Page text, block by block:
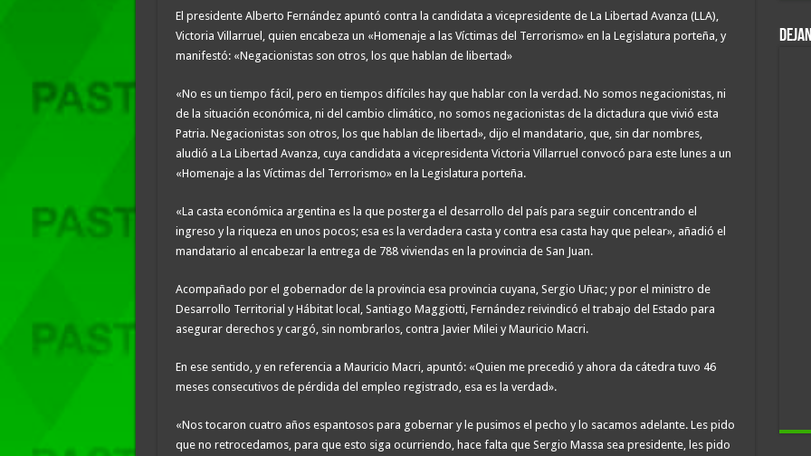
El presidente Alberto Fernández apuntó contra la candidata a vicepresidente de La Libertad Avanza (LLA),
Victoria Villarruel, quien encabeza un «Homenaje a las Víctimas del Terrorismo» en la Legislatura porteña, y
manifestó: «Negacionistas son otros, los que hablan de libertad»
«No es un tiempo fácil, pero en tiempos difíciles hay que hablar con la verdad. No somos negacionistas, ni
de la situación económica, ni del cambio climático, no somos negacionistas de la dictadura que vivió esta
Patria. Negacionistas son otros, los que hablan de libertad», dijo el mandatario, que, sin dar nombres,
aludió a La Libertad Avanza, cuya candidata a vicepresidenta Victoria Villarruel convocó para este lunes a un
«Homenaje a las Víctimas del Terrorismo» en la Legislatura porteña.
«La casta económica argentina es la que posterga el desarrollo del país para seguir concentrando el
ingreso y la riqueza en unos pocos; esa es la verdadera casta y contra esa casta hay que pelear», añadió el
mandatario al encabezar la entrega de 788 viviendas en la provincia de San Juan.
Acompañado por el gobernador de la provincia esa provincia cuyana, Sergio Uñac; y por el ministro de
Desarrollo Territorial y Hábitat local, Santiago Maggiotti, Fernández reivindicó el trabajo del Estado para
asegurar derechos y cargó, sin nombrarlos, contra Javier Milei y Mauricio Macri.
En ese sentido, y en referencia a Mauricio Macri, apuntó: «Quien me precedió y ahora da cátedra tuvo 46
meses consecutivos de pérdida del empleo registrado, esa es la verdad».
«Nos tocaron cuatro años espantosos para gobernar y le pusimos el pecho y lo sacamos adelante. Les pido
que no retrocedamos, para que esto siga ocurriendo, hace falta que Sergio Massa sea presidente, les pido